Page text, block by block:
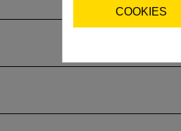
COOKIES